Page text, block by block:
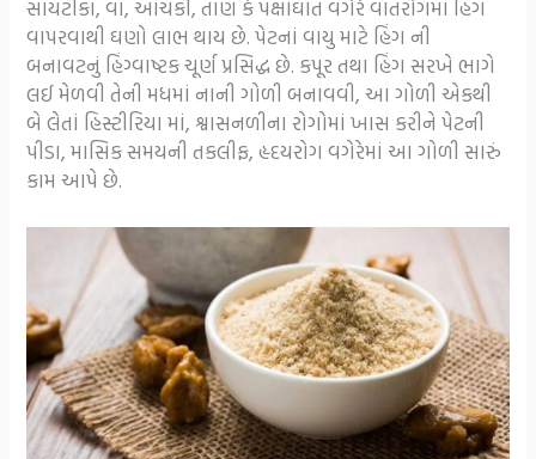
સાયટીકા, વા, આંચકી, તાણ કે પક્ષાઘાત વગેરે વાતરોગમાં હિંગ
વાપરવાથી ઘણો લાભ થાય છે. પેટનાં વાયુ માટે હિંગ ની
બનાવટનું હિંગ્વાષ્ટક ચૂર્ણ પ્રસિદ્ધ છે. કપૂર તથા હિંગ સરખે ભાગે
લઈ મેળવી તેની મધમાં નાની ગોળી બનાવવી, આ ગોળી એકથી
બે લેતાં હિસ્ટીરિયા માં, શ્વાસનળીના રોગોમાં ખાસ કરીને પેટની
પીડા, માસિક સમયની તકલીફ, હૃદયરોગ વગેરેમાં આ ગોળી સારું
કામ આપે છે.